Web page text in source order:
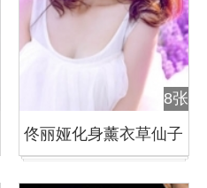
8张
佟丽娅化身薰衣草仙子